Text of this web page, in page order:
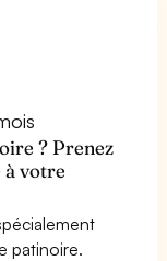
? Prenez
à votre
patinoire.